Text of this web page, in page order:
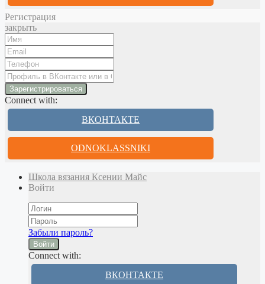
Регистрация
закрыть
Connect with:
ВКОНТАКТЕ
ODNOKLASSNIKI
Школа вязания Ксении Майс
Войти
Забыли пароль?
Войти
Connect with:
ВКОНТАКТЕ